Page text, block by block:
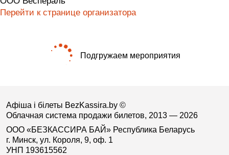
Перейти к странице организатора
Подгружаем мероприятия
Афіша і білеты BezKassira.by ©
Облачная система продажи билетов, 2013 — 2026
ООО «БЕЗКАССИРА БАЙ» Республика Беларусь
г. Минск, ул. Короля, 9, оф. 1
УНП 193615562